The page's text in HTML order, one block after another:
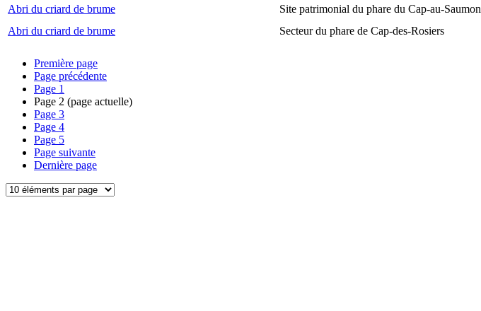
Abri du criard de brume
Site patrimonial du phare du Cap-au-Saumon
Abri du criard de brume
Secteur du phare de Cap-des-Rosiers
Première page
Page précédente
Page 1
Page 2 (page actuelle)
Page 3
Page 4
Page 5
Page suivante
Dernière page